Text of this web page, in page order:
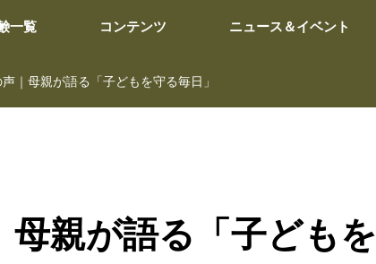
一覧 コンテンツ ニュース＆イベント
｜母親が語る「子どもを守る毎日」
親が語る「子どもを